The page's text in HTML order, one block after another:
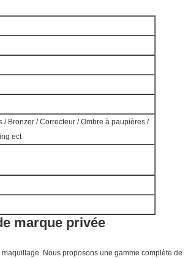
Bronzer / Correcteur / Ombre à paupières /
ect
marque privée
maquillage. Nous proposons une gamme complète de